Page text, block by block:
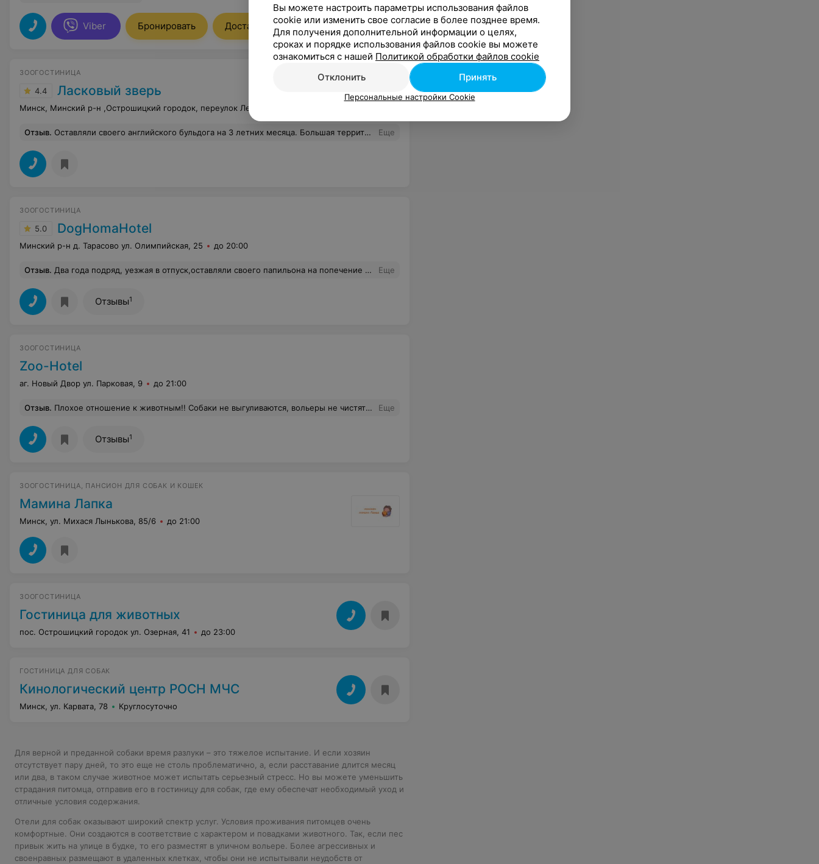
Viber Бронировать Доставка Записаться
ЗООГОСТИНИЦА
4.4 Ласковый зверь
Минск, Минский р-н ,Острошицкий городок, переулок Лесной, 9
Отзыв. Оставляли своего английского бульдога на 3 летних месяца. Большая территория, просторный номер, отличный уход. Было сложно найти место, где будут готовы взять на такой долгий срок и здорово, что мы встретили именно вас. Собака, которая не любит все живое, расширила свой супер короткий список любимчиков на 2х человек :) Да и в целом пожив рядом с другими постояльцами, пес стал намного спокойнее и послушнее, на улице перестал реагировать на других собак. Все лето чувствовали спокойствие за собаку, хорошая обратная связь от Виктории и Сергея. Спасибо вам за ваше дело и заботу! Привет вам от Финчика :) Еще
ЗООГОСТИНИЦА
5.0 DogHomaHotel
Минский р-н д. Тарасово ул. Олимпийская, 25 до 20:00
Отзыв. Два года подряд, уезжая в отпуск,оставляли своего папильона на попечение Татьяны в "догхомахотел". Хочется отметить внимательное и ласковое отношение к собачкам, хорошие условия проживания животных. (пёсик и чуствуют себя свободно, как дома: спят на диванах и креслах и т.д). Первые дни,когда забрали Веню домой, папильон скучал по своим новым хозяевам и друзьям. В следующий отпуск привезем своего песика только в "Догхомахотел" Еще
Отзывы1
ЗООГОСТИНИЦА
Zoo-Hotel
аг. Новый Двор ул. Парковая, 9 до 21:00
Отзыв. Плохое отношение к животным!! Собаки не выгуливаются, вольеры не чистятся, остатки еды не выбрасываю, а насыпают наверх новый корм!!! наш любимчик вернулся домой в очень плохом состоянии из этого отеля.. Еще
Отзывы1
ЗООГОСТИНИЦА, ПАНСИОН ДЛЯ СОБАК И КОШЕК
Мамина Лапка
Минск, ул. Михася Лынькова, 85/6 до 21:00
ЗООГОСТИНИЦА
Гостиница для животных
пос. Острошицкий городок ул. Озерная, 41 до 23:00
ГОСТИНИЦА ДЛЯ СОБАК
Кинологический центр РОСН МЧС
Минск, ул. Карвата, 78 Круглосуточно
Для верной и преданной собаки время разлуки – это тяжелое испытание. И если хозяин
отсутствует пару дней, то это еще не столь проблематично, а, если расставание длится месяц
или два, в таком случае животное может испытать серьезный стресс. Но вы можете уменьшить
страдания питомца, отправив его в гостиницу для собак, где ему обеспечат необходимый уход и
отличные условия содержания.
Отели для собак оказывают широкий спектр услуг. Условия проживания питомцев очень
комфортные. Они создаются в соответствие с характером и повадками животного. Так, если пес
привык жить на улице в будке, то его разместят в уличном вольере. Более агрессивных и
своенравных размещают в удаленных клетках, чтобы они не испытывали неудобств от
Вы можете настроить параметры использования файлов
cookie или изменить свое согласие в более позднее время.
Для получения дополнительной информации о целях,
сроках и порядке использования файлов cookie вы можете
ознакомиться с нашей Политикой обработки файлов cookie
Отклонить
Принять
Персональные настройки Cookie